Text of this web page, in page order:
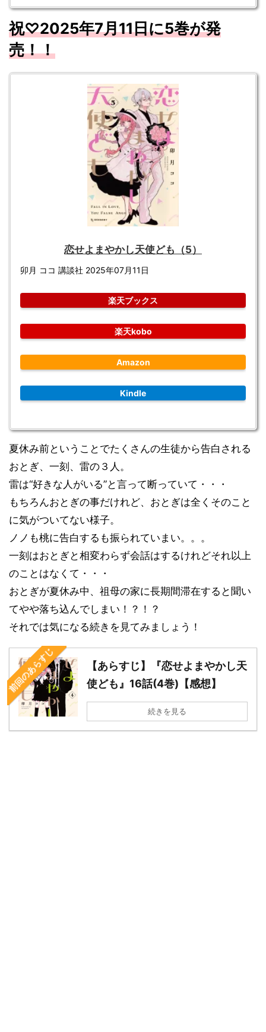
祝♡2025年7月11日に5巻が発
売！！
恋せよまやかし天使ども（5）
卯月 ココ 講談社 2025年07月11日
楽天ブックス
楽天kobo
Amazon
Kindle
夏休み前ということでたくさんの生徒から告白される
おとぎ、一刻、雷の３人。
雷は“好きな人がいる”と言って断っていて・・・
もちろんおとぎの事だけれど、おとぎは全くそのこと
に気がついてない様子。
ノノも桃に告白するも振られていまい。。。
一刻はおとぎと相変わらず会話はするけれどそれ以上
のことはなくて・・・
おとぎが夏休み中、祖母の家に長期間滞在すると聞い
てやや落ち込んでしまい！？！？
それでは気になる続きを見てみましょう！
前回のあらすじ
【あらすじ】『恋せよまやかし天
使ども』16話(4巻)【感想】
続きを見る